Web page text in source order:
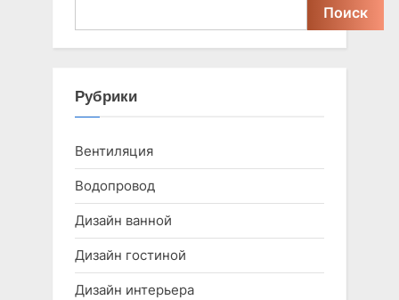
Поиск
Рубрики
Вентиляция
Водопровод
Дизайн ванной
Дизайн гостиной
Дизайн интерьера